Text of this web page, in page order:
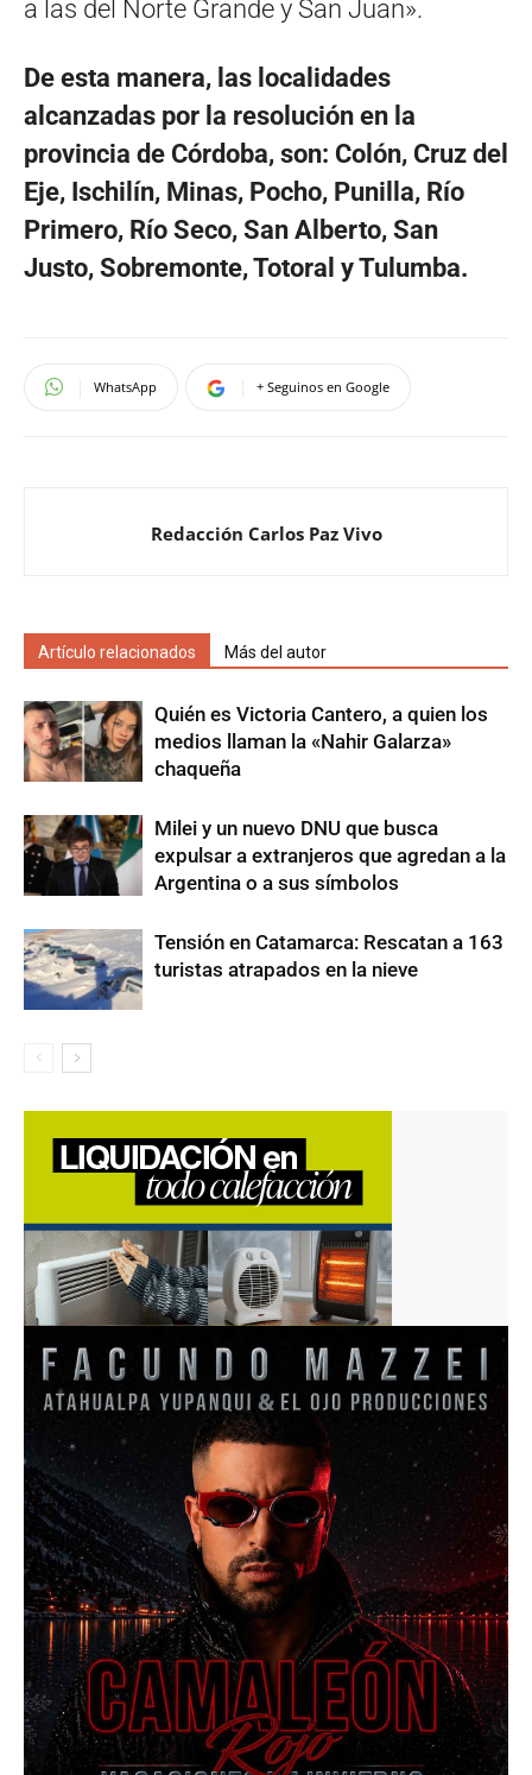
a las del Norte Grande y San Juan».
De esta manera, las localidades
alcanzadas por la resolución en la
provincia de Córdoba, son: Colón, Cruz del
Eje, Ischilín, Minas, Pocho, Punilla, Río
Primero, Río Seco, San Alberto, San
Justo, Sobremonte, Totoral y Tulumba.
WhatsApp + Seguinos en Google
Redacción Carlos Paz Vivo
Artículo relacionados Más del autor
Quién es Victoria Cantero, a quien los
medios llaman la «Nahir Galarza»
chaqueña
Milei y un nuevo DNU que busca
expulsar a extranjeros que agredan a la
Argentina o a sus símbolos
Tensión en Catamarca: Rescatan a 163
turistas atrapados en la nieve